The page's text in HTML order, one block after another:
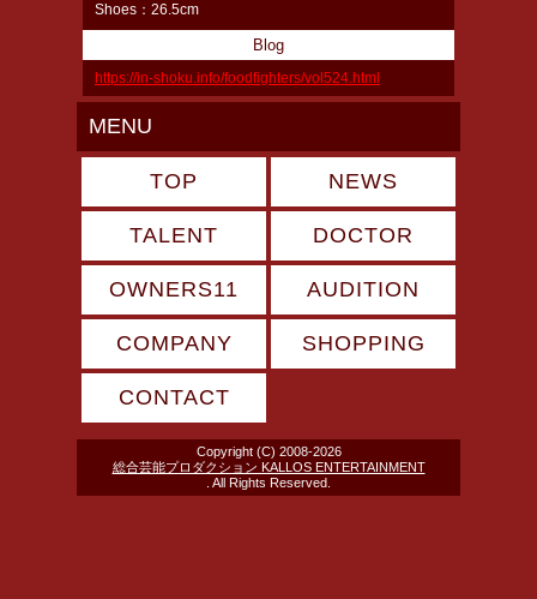
Shoes：26.5cm
Blog
https://in-shoku.info/foodfighters/vol524.html
MENU
TOP NEWS
TALENT DOCTOR
OWNERS11 AUDITION
COMPANY SHOPPING
CONTACT
Copyright (C) 2008-2026
総合芸能プロダクション KALLOS ENTERTAINMENT
. All Rights Reserved.